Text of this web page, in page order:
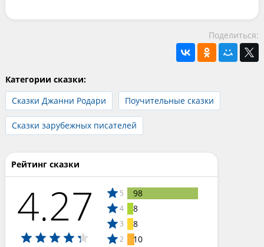
Поделиться:
Категории сказки:
Сказки Джанни Родари
Поучительные сказки
Сказки зарубежных писателей
Рейтинг сказки
4.27 5 98
4 8
3 8
2 10